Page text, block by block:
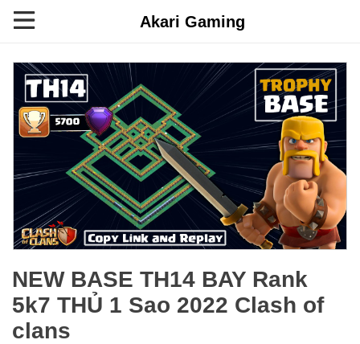
Akari Gaming
NEW BASE TH14 BAY Rank
5k7 THỦ 1 Sao 2022 Clash of
clans